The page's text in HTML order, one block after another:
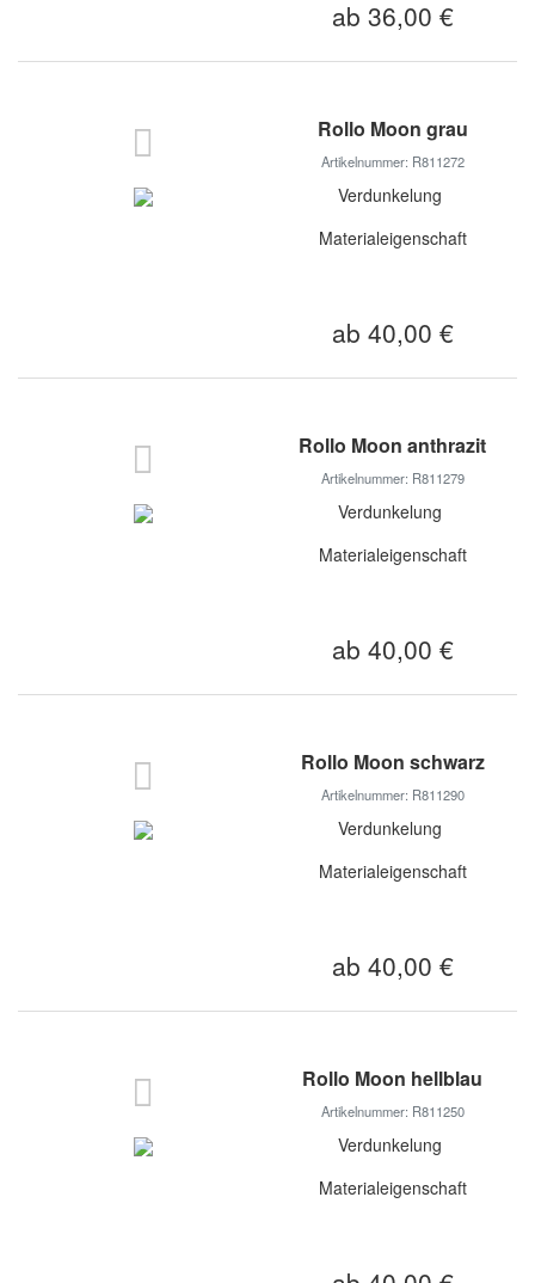
ab 36,00 €
Rollo Moon grau
Artikelnummer: R811272
Verdunkelung
Materialeigenschaft
ab 40,00 €
Rollo Moon anthrazit
Artikelnummer: R811279
Verdunkelung
Materialeigenschaft
ab 40,00 €
Rollo Moon schwarz
Artikelnummer: R811290
Verdunkelung
Materialeigenschaft
ab 40,00 €
Rollo Moon hellblau
Artikelnummer: R811250
Verdunkelung
Materialeigenschaft